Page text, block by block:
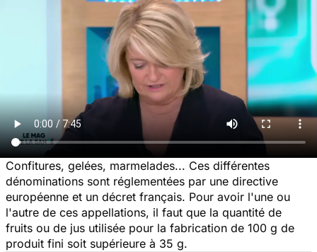
Confitures, gelées, marmelades... Ces différentes
dénominations sont réglementées par une directive
européenne et un décret français. Pour avoir l'une ou
l'autre de ces appellations, il faut que la quantité de
fruits ou de jus utilisée pour la fabrication de 100 g de
produit fini soit supérieure à 35 g.